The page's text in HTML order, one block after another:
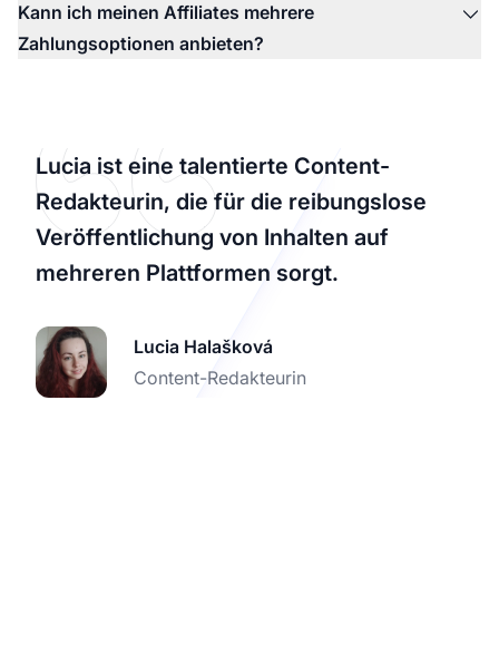
Kann ich meinen Affiliates mehrere
Zahlungsoptionen anbieten?
Lucia ist eine talentierte Content-
Redakteurin, die für die reibungslose
Veröffentlichung von Inhalten auf
mehreren Plattformen sorgt.
Lucia Halašková
Content-Redakteurin